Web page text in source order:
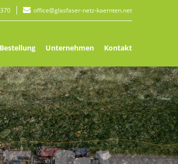
office@glasfaser-netz-kaernten.net
Bestellung Unternehmen Kontakt